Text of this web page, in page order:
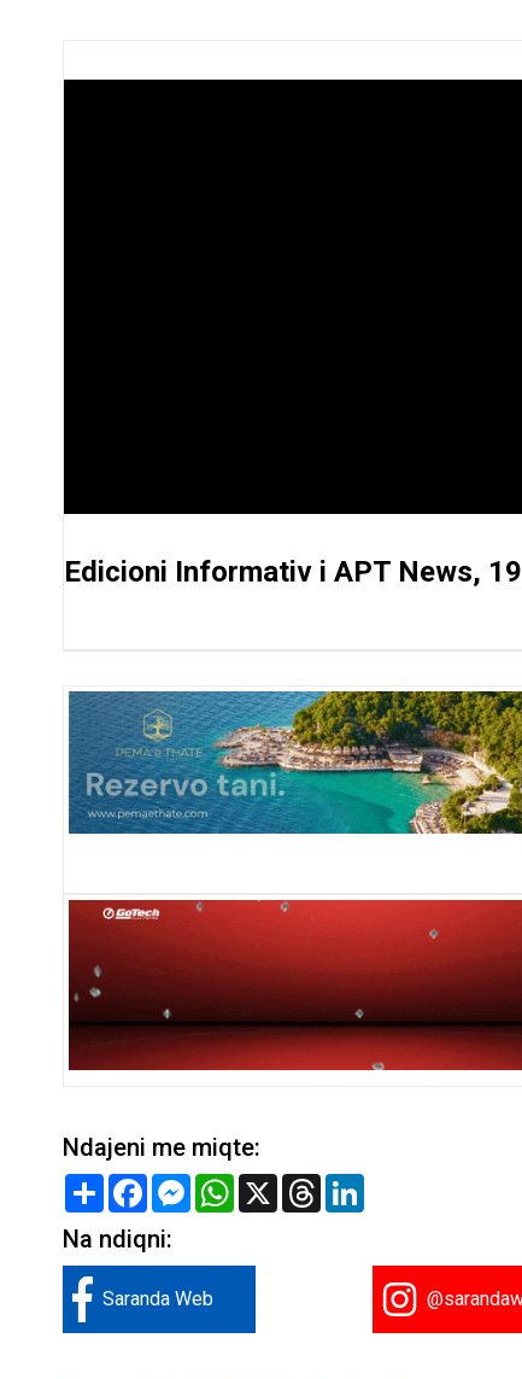
Edicioni Informativ i APT News,
Ndajeni me miqte:
Share FacebookMessenger
WhatsApp
X Threads
Na ndiqni:
Saranda Web